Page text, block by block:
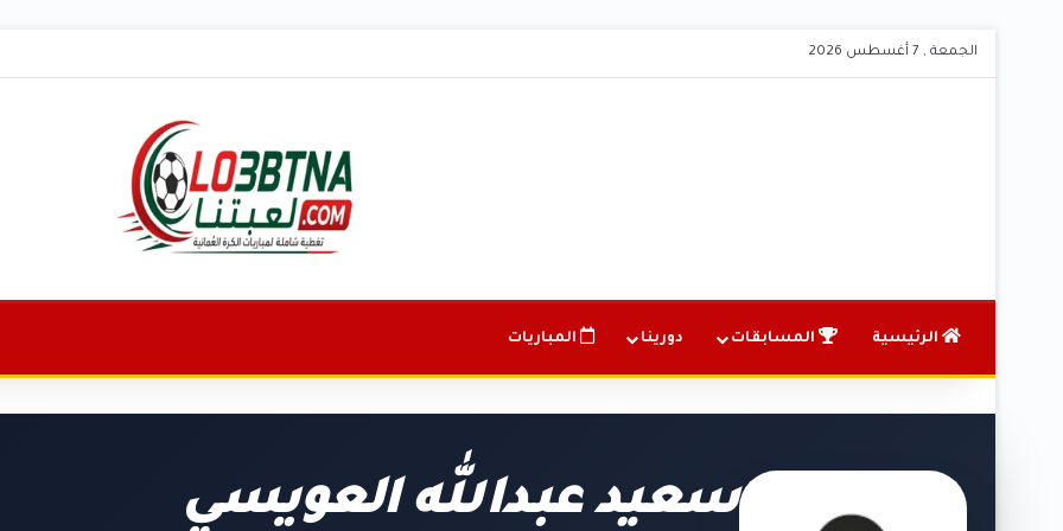
الجمعة , 7 أغسطس 2026
الرئيسية المسابقات دورينا المباريات
سعيد عبدالله العويسي